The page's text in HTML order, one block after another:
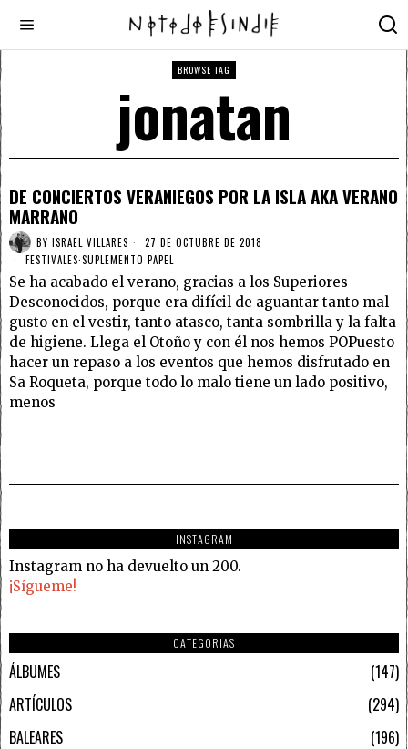
BROWSE TAG
jonatan
DE CONCIERTOS VERANIEGOS POR LA ISLA AKA VERANO
MARRANO
BY ISRAEL VILLARES
27 DE OCTUBRE DE 2018
FESTIVALES·SUPLEMENTO PAPEL
Se ha acabado el verano, gracias a los Superiores
Desconocidos, porque era difícil de aguantar tanto mal
gusto en el vestir, tanto atasco, tanta sombrilla y la falta
de higiene. Llega el Otoño y con él nos hemos POPuesto
hacer un repaso a los eventos que hemos disfrutado en
Sa Roqueta, porque todo lo malo tiene un lado positivo,
menos
INSTAGRAM
Instagram no ha devuelto un 200.
¡Sígueme!
CATEGORIAS
ÁLBUMES
147
ARTÍCULOS
294
BALEARES
196